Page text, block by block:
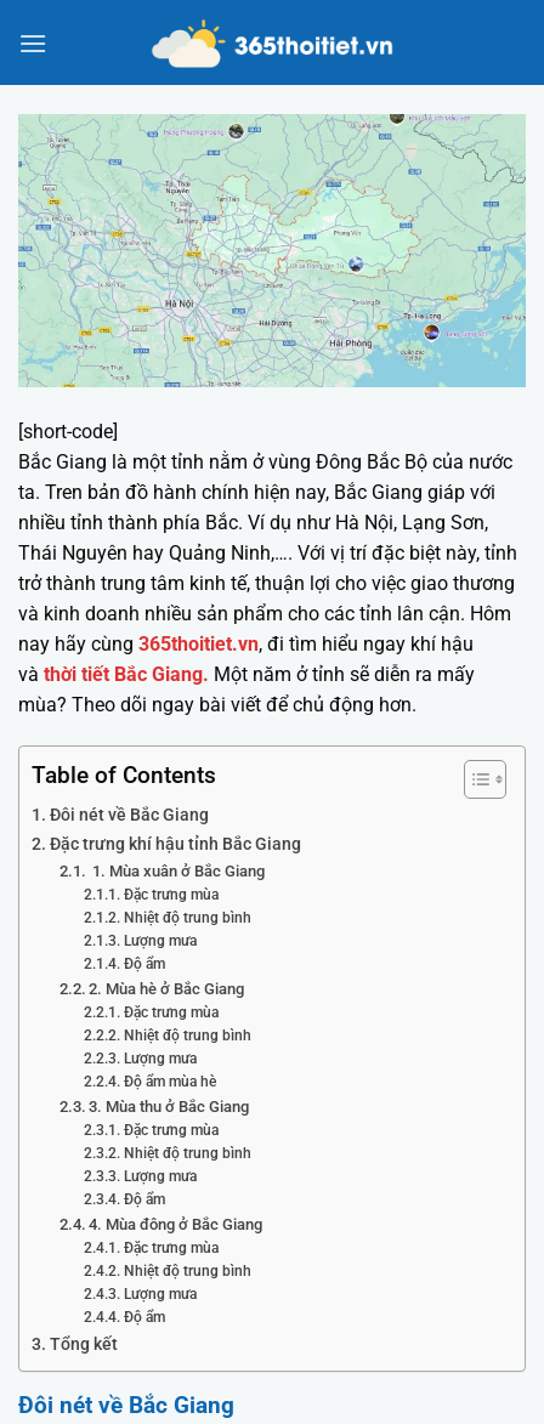
đến
[short-code]
Bắc Giang là một tỉnh nằm ở vùng Đông Bắc Bộ của nước
ta. Tren bản đồ hành chính hiện nay, Bắc Giang giáp với
nhiều tỉnh thành phía Bắc. Ví dụ như Hà Nội, Lạng Sơn,
Thái Nguyên hay Quảng Ninh,…. Với vị trí đặc biệt này, tỉnh
trở thành trung tâm kinh tế, thuận lợi cho việc giao thương
và kinh doanh nhiều sản phẩm cho các tỉnh lân cận. Hôm
nay hãy cùng 365thoitiet.vn, đi tìm hiểu ngay khí hậu
và thời tiết Bắc Giang. Một năm ở tỉnh sẽ diễn ra mấy
mùa? Theo dõi ngay bài viết để chủ động hơn.
Table of Contents
Đôi nét về Bắc Giang
Đặc trưng khí hậu tỉnh Bắc Giang
1. Mùa xuân ở Bắc Giang
Đặc trưng mùa
Nhiệt độ trung bình
Lượng mưa
Độ ẩm
2. Mùa hè ở Bắc Giang
Đặc trưng mùa
Nhiệt độ trung bình
Lượng mưa
Độ ẩm mùa hè
3. Mùa thu ở Bắc Giang
Đặc trưng mùa
Nhiệt độ trung bình
Lượng mưa
Độ ẩm
4. Mùa đông ở Bắc Giang
Đặc trưng mùa
Nhiệt độ trung bình
Lượng mưa
Độ ẩm
Tổng kết
Đôi nét về Bắc Giang